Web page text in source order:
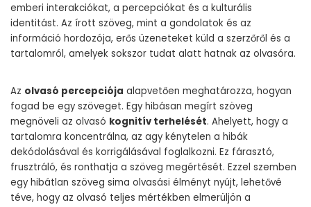
emberi interakciókat, a percepciókat és a kulturális
identitást. Az írott szöveg, mint a gondolatok és az
információ hordozója, erős üzeneteket küld a szerzőről és a
tartalomról, amelyek sokszor tudat alatt hatnak az olvasóra.
Az olvasó percepciója alapvetően meghatározza, hogyan
fogad be egy szöveget. Egy hibásan megírt szöveg
megnöveli az olvasó kognitív terhelését. Ahelyett, hogy a
tartalomra koncentrálna, az agy kénytelen a hibák
dekódolásával és korrigálásával foglalkozni. Ez fárasztó,
frusztráló, és ronthatja a szöveg megértését. Ezzel szemben
egy hibátlan szöveg sima olvasási élményt nyújt, lehetővé
téve, hogy az olvasó teljes mértékben elmerüljön a